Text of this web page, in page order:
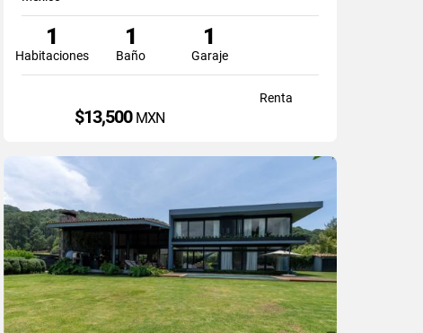
1
Habitaciones
1
Baño
1
Garaje
Renta
$13,500 MXN